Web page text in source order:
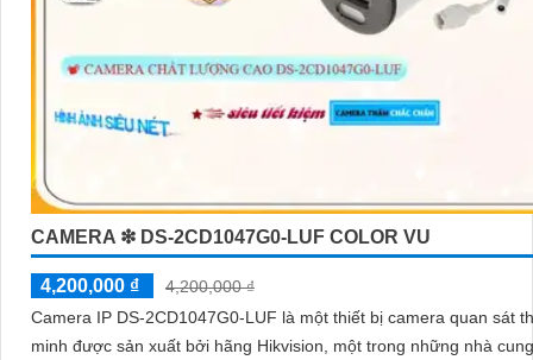
CAMERA ❇ DS-2CD1047G0-LUF COLOR VU
4,200,000 ₫
4,200,000 ₫
Camera IP DS-2CD1047G0-LUF là một thiết bị camera quan sát
minh được sản xuất bởi hãng Hikvision, một trong những nhà